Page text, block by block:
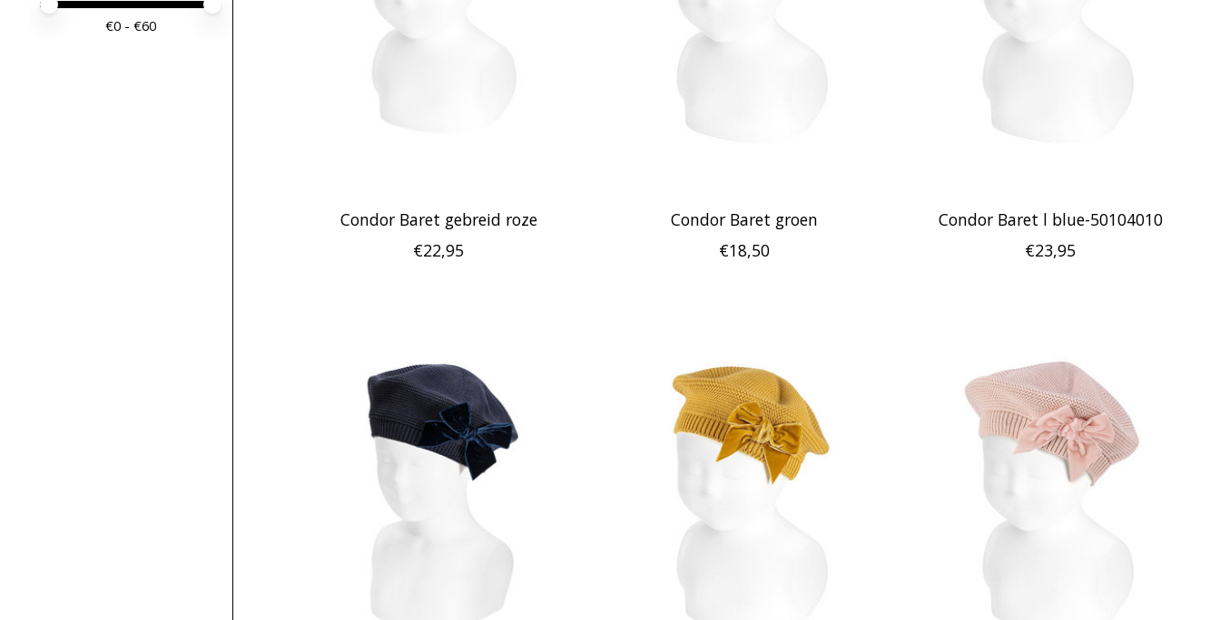
Minimale prijswaarde
Price maximum value
€0- €60
Condor Baret gebreid roze
€22,95
Condor Baret groen
€18,50
Condor Baret l blue-50104010
€23,95